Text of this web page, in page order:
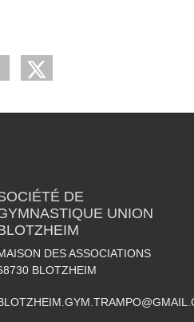
DE
UNION
DES ASSOCIATIONS
BLOTZHEIM